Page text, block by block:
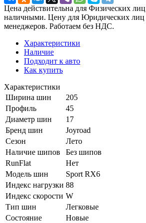
Цена действительна для Физических
наличными. Цену для Юридических лиц
менеджеров. Работаем без НДС.
Характеристики
Наличие
Подходит к авто
Как купить
Характеристики
Ширина шин
205
Профиль
45
Диаметр шин
17
Бренд шин
Joyroad
Сезон
Лето
Наличие шипов
Без шипов
RunFlat
Нет
Модель шин
Sport RX6
Индекс нагрузки 88
Индекс скорости W
Тип шин
Легковые
Состояние
Новые